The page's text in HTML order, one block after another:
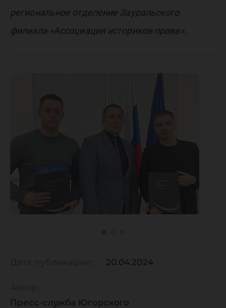
региональное отделение Зауральского
филиала «Ассоциация историков права».
20.04.2024
Пресс-служба Югорского